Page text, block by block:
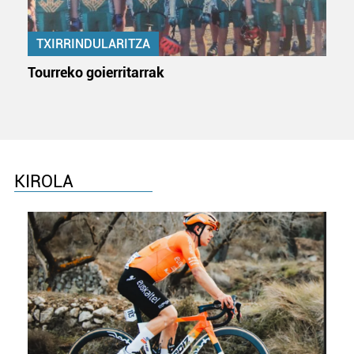
prozesatzen ditugu, zure IP zenbakia, besteak beste,
teknologia erabiliz, cookieak adibidez, iragarki eta eduki
pertsonalizatuak eskaintzeko, iragarkiak eta edukia
produktuak garatzeko. Zure datuak nork eta zertarako
bazkideen zerrenda, beren ustez zein helburutarako
duten interes legitimoa eta horren aurka nola egin
dezakezun ikusteko.
Lortu zure datu pertsonalak prozesatzeko moduari
buruzko informazio gehiago eta ezarri zure lehentasunak
datuen atalean. Edozein unetan alda edo ken dezakezu
zure baimena Cookieen adierazpenean.
Webgune honek cookie propioak eta hirugarrenen cookie-
TXIRRINDULARITZA
Tourreko goierritarrak
KIROLA